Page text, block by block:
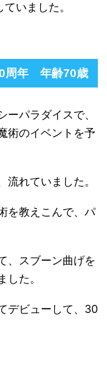
いました。
周年 年齢70歳
パラダイスで、
術のイベントを予
れていました。
を教えこんで、パ
、スブーン曲げを
した。
デビューして、30